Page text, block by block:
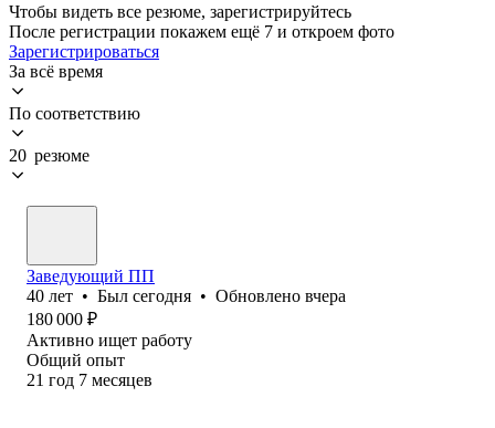
Чтобы видеть все резюме, зарегистрируйтесь
После регистрации покажем ещё 7 и откроем фото
Зарегистрироваться
За всё время
По соответствию
20 резюме
Заведующий ПП
40 лет • Был сегодня • Обновлено вчера
180 000 ₽
Активно ищет работу
Общий опыт
21 год 7 месяцев